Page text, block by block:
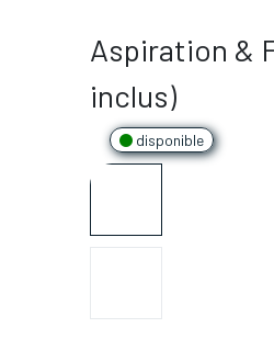
Aspiration &
inclus)
disponible